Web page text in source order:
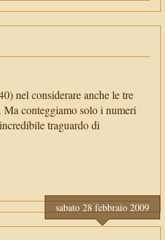
nel considerare anche le tre
conteggiamo solo i numeri
traguardo di
sabato 28 febbraio 2009